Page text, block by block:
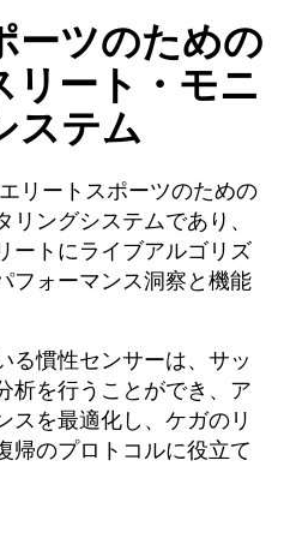
ーツのための
リート・モニ
ステム
リートスポーツのための
リングシステムであり、
ートにライブアルゴリズ
フォーマンス洞察と機能
る慣性センサーは、サッ
析を行うことができ、ア
スを最適化し、ケガのリ
帰のプロトコルに役立て